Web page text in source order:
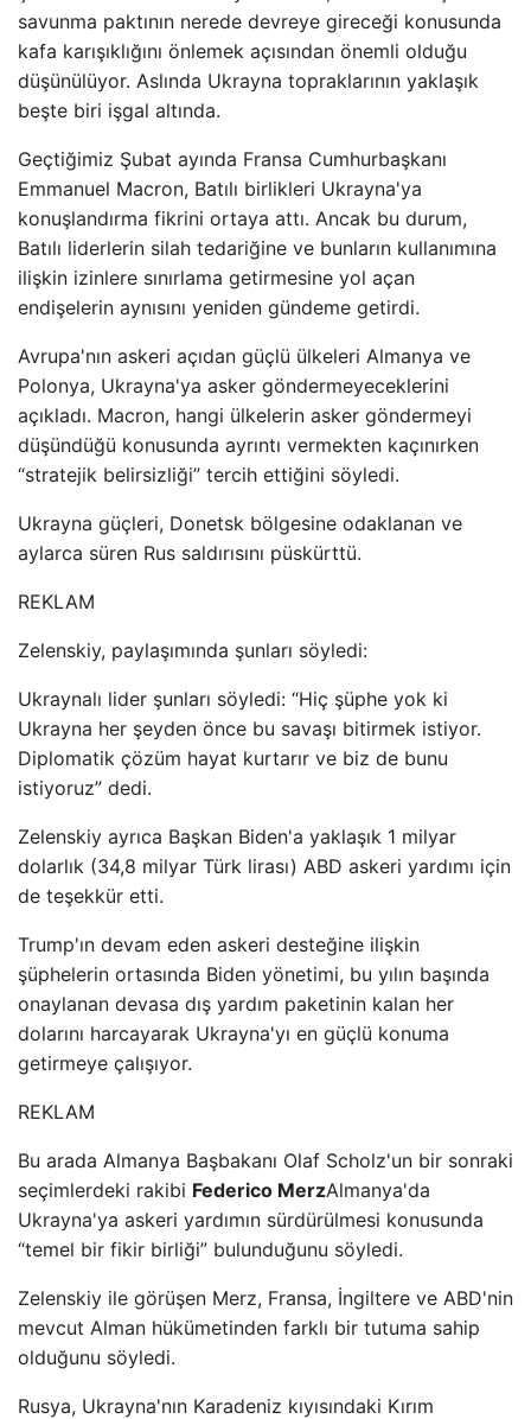
savunma paktının nerede devreye gireceği konusunda
kafa karışıklığını önlemek açısından önemli olduğu
düşünülüyor. Aslında Ukrayna topraklarının yaklaşık
beşte biri işgal altında.
Geçtiğimiz Şubat ayında Fransa Cumhurbaşkanı
Emmanuel Macron, Batılı birlikleri Ukrayna'ya
konuşlandırma fikrini ortaya attı. Ancak bu durum,
Batılı liderlerin silah tedariğine ve bunların kullanımına
ilişkin izinlere sınırlama getirmesine yol açan
endişelerin aynısını yeniden gündeme getirdi.
Avrupa'nın askeri açıdan güçlü ülkeleri Almanya ve
Polonya, Ukrayna'ya asker göndermeyeceklerini
açıkladı. Macron, hangi ülkelerin asker göndermeyi
düşündüğü konusunda ayrıntı vermekten kaçınırken
“stratejik belirsizliği” tercih ettiğini söyledi.
Ukrayna güçleri, Donetsk bölgesine odaklanan ve
aylarca süren Rus saldırısını püskürttü.
REKLAM
Zelenskiy, paylaşımında şunları söyledi:
Ukraynalı lider şunları söyledi: “Hiç şüphe yok ki
Ukrayna her şeyden önce bu savaşı bitirmek istiyor.
Diplomatik çözüm hayat kurtarır ve biz de bunu
istiyoruz” dedi.
Zelenskiy ayrıca Başkan Biden'a yaklaşık 1 milyar
dolarlık (34,8 milyar Türk lirası) ABD askeri yardımı için
de teşekkür etti.
Trump'ın devam eden askeri desteğine ilişkin
şüphelerin ortasında Biden yönetimi, bu yılın başında
onaylanan devasa dış yardım paketinin kalan her
dolarını harcayarak Ukrayna'yı en güçlü konuma
getirmeye çalışıyor.
REKLAM
Bu arada Almanya Başbakanı Olaf Scholz'un bir sonraki
seçimlerdeki rakibi Federico MerzAlmanya'da
Ukrayna'ya askeri yardımın sürdürülmesi konusunda
“temel bir fikir birliği” bulunduğunu söyledi.
Zelenskiy ile görüşen Merz, Fransa, İngiltere ve ABD'nin
mevcut Alman hükümetinden farklı bir tutuma sahip
olduğunu söyledi.
Rusya, Ukrayna'nın Karadeniz kıyısındaki Kırım